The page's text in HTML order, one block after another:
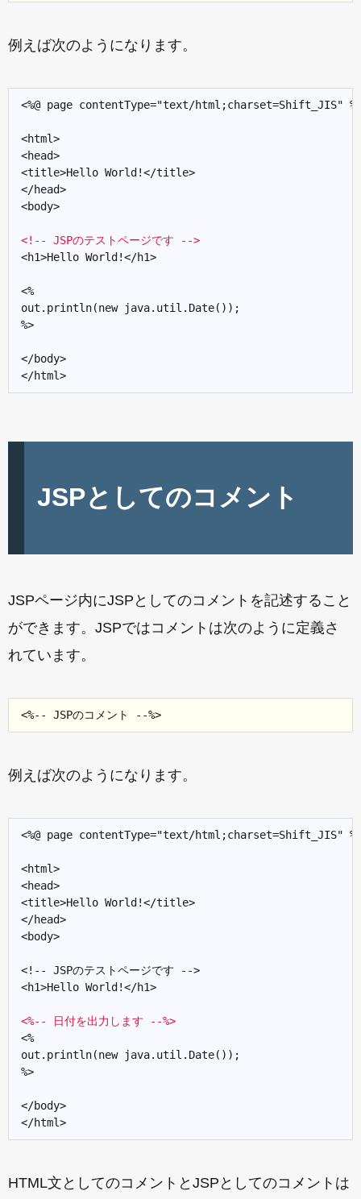
例えば次のようになります。
<%@ page contentType="text/html;charset=Shift_JIS"
<html>
<head>
<title>Hello World!</title>
</head>
<body>
<!-- JSPのテストページです -->
<h1>Hello World!</h1>
<%
out.println(new java.util.Date());
%>
</body>
JSPとしてのコメント
JSPページ内にJSPとしてのコメントを記述すること
ができます。JSPではコメントは次のように定義さ
れています。
例えば次のようになります。
<%@ page contentType="text/html;charset=Shift_JIS"
<html>
<head>
<title>Hello World!</title>
</head>
<body>
<!-- JSPのテストページです -->
<h1>Hello World!</h1>
<%-- 日付を出力します --%>
<%
out.println(new java.util.Date());
%>
</body>
HTML文としてのコメントとJSPとしてのコメントは